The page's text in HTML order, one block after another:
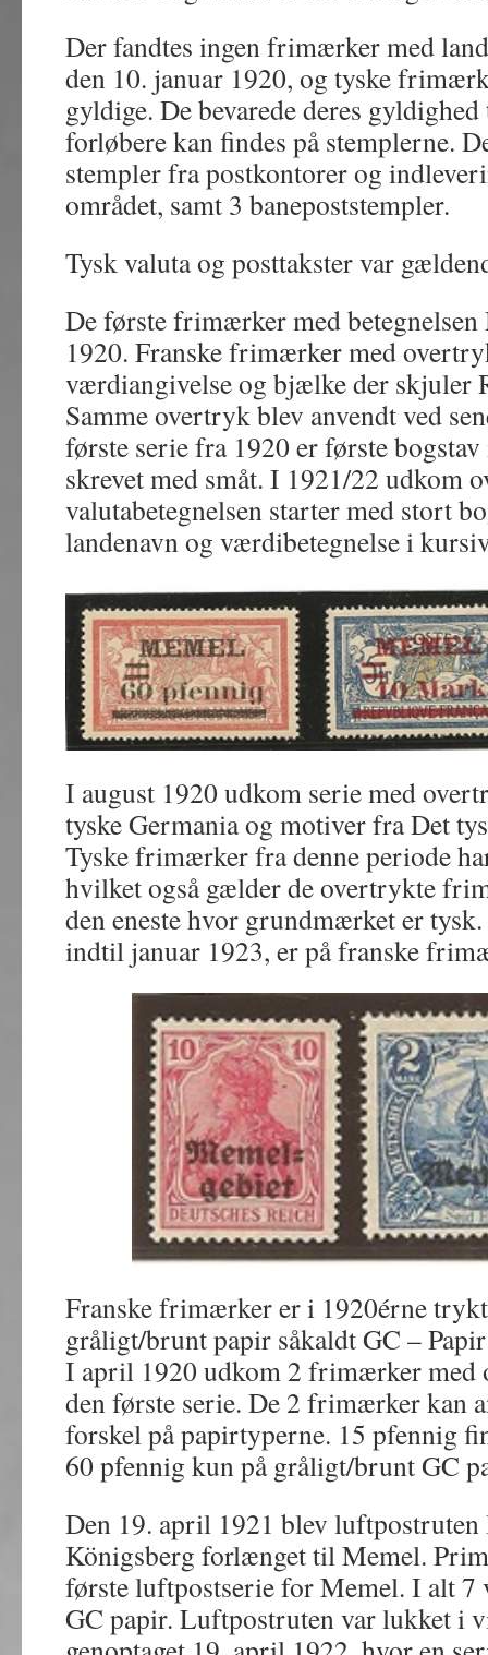
Der fandtes ingen frimærker med
den 10. januar 1920, og tyske
gyldige. De bevarede deres
forløbere kan findes på stemplerne.
stempler fra postkontorer og
området, samt 3 banepoststempler.
Tysk valuta og posttakster var
De første frimærker med
1920. Franske frimærker med
værdiangivelse og bjælke der skjuler
Samme overtryk blev anvendt ved
første serie fra 1920 er første
skrevet med småt. I 1921/22 udkom
valutabetegnelsen starter med stort
landenavn og værdibetegnelse i
I august 1920 udkom serie med
tyske Germania og motiver fra Det
Tyske frimærker fra denne periode
hvilket også gælder de overtrykte
den eneste hvor grundmærket er
indtil januar 1923, er på franske
Franske frimærker er i 1920érne
gråligt/brunt papir såkaldt GC –
I april 1920 udkom 2 frimærker med
den første serie. De 2 frimærker kan
forskel på papirtyperne. 15 pfennig
60 pfennig kun på gråligt/brunt GC
Den 19. april 1921 blev
Königsberg forlænget til Memel.
første luftpostserie for Memel. I alt
GC papir. Luftpostruten var lukket i